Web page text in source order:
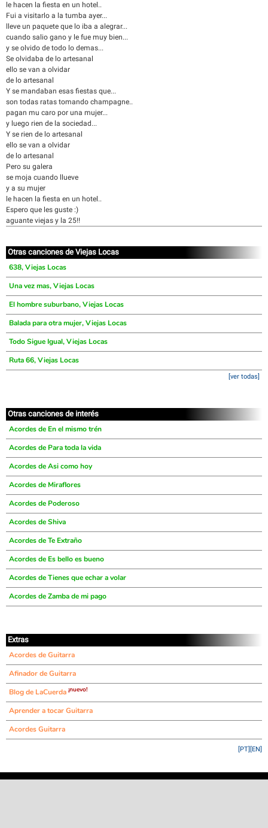
le hacen la fiesta en un hotel..
Fui a visitarlo a la tumba ayer...
lleve un paquete que lo iba a alegrar...
cuando salio gano y le fue muy bien...
y se olvido de todo lo demas...
Se olvidaba de lo artesanal
ello se van a olvidar
de lo artesanal
Y se mandaban esas fiestas que...
son todas ratas tomando champagne..
pagan mu caro por una mujer...
y luego rien de la sociedad...
Y se rien de lo artesanal
ello se van a olvidar
de lo artesanal
Pero su galera
se moja cuando llueve
y a su mujer
le hacen la fiesta en un hotel..
Espero que les guste :)
aguante viejas y la 25!!
Otras canciones de Viejas Locas
638, Viejas Locas
Una vez mas, Viejas Locas
El hombre suburbano, Viejas Locas
Balada para otra mujer, Viejas Locas
Todo Sigue Igual, Viejas Locas
Ruta 66, Viejas Locas
[ver todas]
Otras canciones de interés
Acordes de En el mismo trén
Acordes de Para toda la vida
Acordes de Asi como hoy
Acordes de Miraflores
Acordes de Poderoso
Acordes de Shiva
Acordes de Te Extraño
Acordes de Es bello es bueno
Acordes de Tienes que echar a volar
Acordes de Zamba de mi pago
Extras
Acordes de Guitarra
Afinador de Guitarra
Blog de LaCuerda ¡nuevo!
Aprender a tocar Guitarra
Acordes Guitarra
[EN]
[PT]